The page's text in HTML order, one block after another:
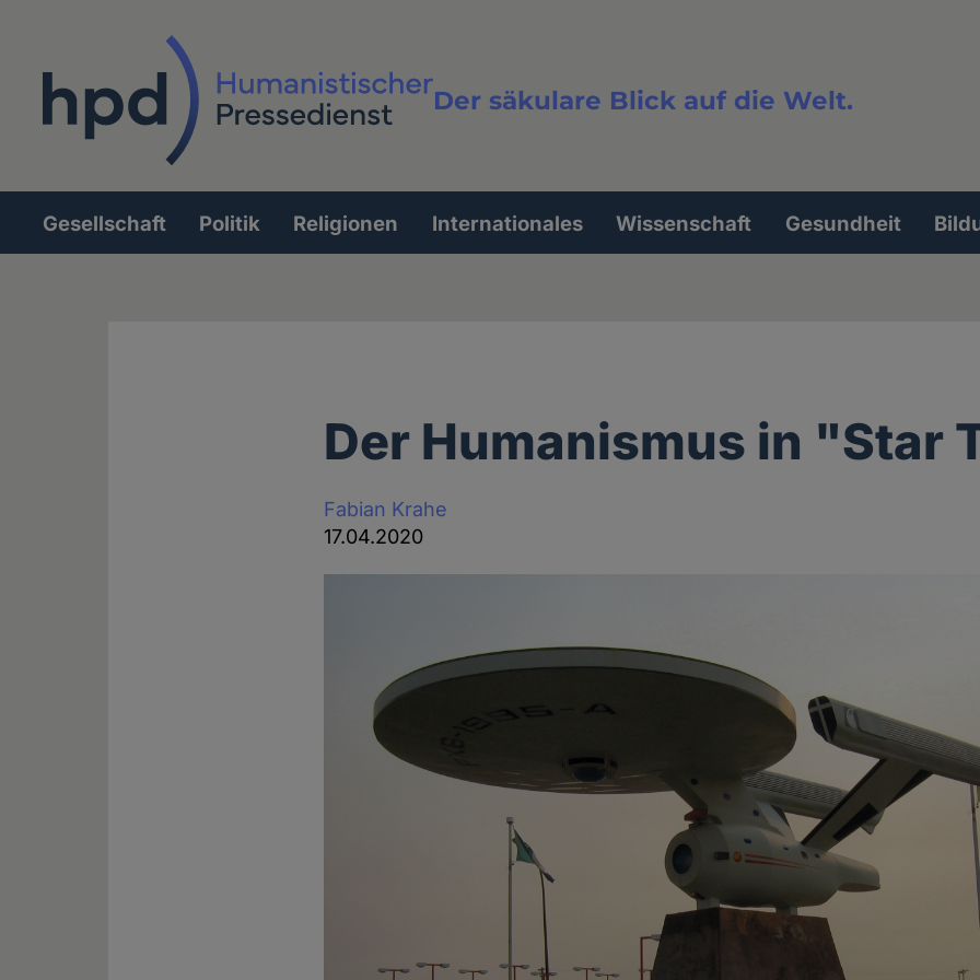
Der säkulare Blick auf die Welt.
Volltextsuche
Hauptnavigation
Gesellschaft Politik Religionen Internationales Wissenschaft Gesundheit
Der Humanismus in "Star
Fabian Krahe
17.04.2020